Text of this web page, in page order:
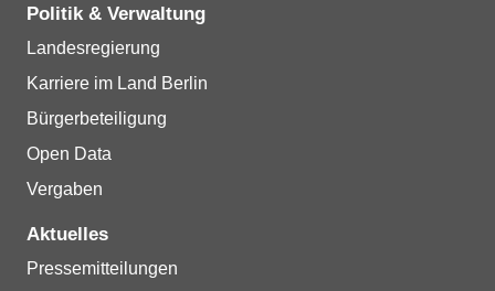
Politik & Verwaltung
Landesregierung
Karriere im Land Berlin
Bürgerbeteiligung
Open Data
Vergaben
Aktuelles
Pressemitteilungen